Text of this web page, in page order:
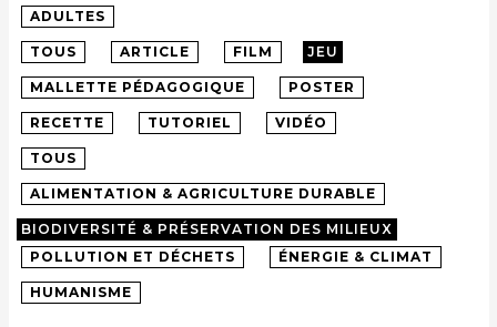
ADULTES
TOUS ARTICLE FILM JEU
MALLETTE PÉDAGOGIQUE POSTER
RECETTE TUTORIEL VIDÉO
TOUS
ALIMENTATION & AGRICULTURE DURABLE
BIODIVERSITÉ & PRÉSERVATION DES MILIEUX
POLLUTION ET DÉCHETS
ÉNERGIE & CLIMAT
HUMANISME